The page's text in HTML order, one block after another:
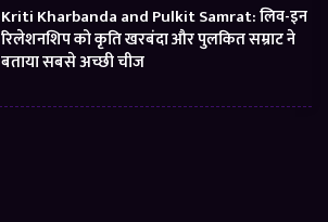
Kriti Kharbanda and Pulkit Samrat: लिव-इन
रिलेशनशिप को कृति खरबंदा और पुलकित सम्राट ने
बताया सबसे अच्छी चीज